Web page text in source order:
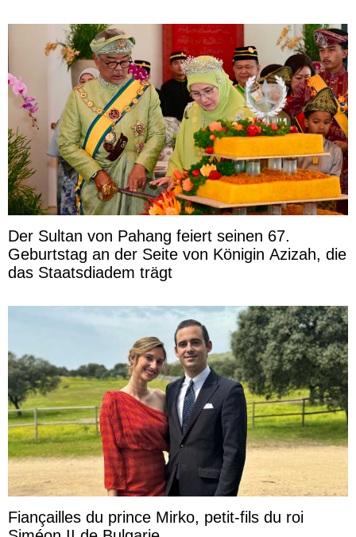
Der Sultan von Pahang feiert seinen 67.
Geburtstag an der Seite von Königin Azizah, die
das Staatsdiadem trägt
Fiançailles du prince Mirko, petit-fils du roi